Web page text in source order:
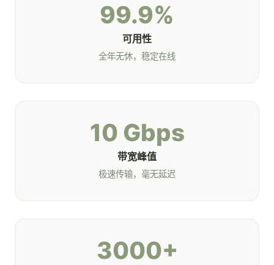
99.9%
可用性
全年无休，稳定在线
10 Gbps
带宽峰值
极速传输，毫无延迟
3000+